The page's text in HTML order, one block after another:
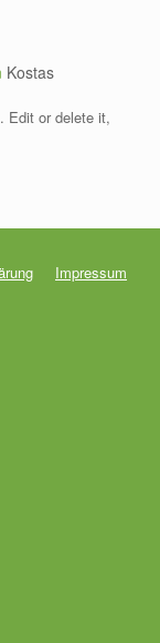
Kostas
Edit or delete it,
Impressum